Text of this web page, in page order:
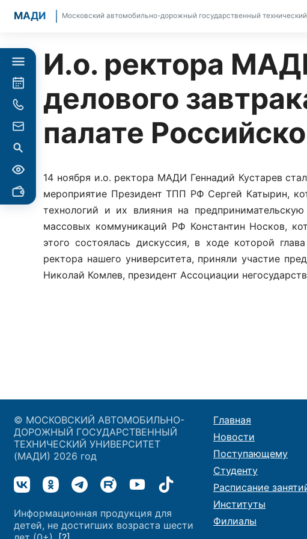
МАДИ Московский автомобильно-дорожный государственный
И.о. ректора
делового
палате
14 ноября и.о. ректора МАДИ Геннадий Кустарев
мероприятие Президент ТПП РФ Сергей Катырин,
технологий и их влияния на
массовых коммуникаций РФ Константин Носков,
этого состоялась дискуссия, в ходе которой
ректора нашего университета, приняли участие
Николай Комлев, президент Ассоциации
© МОСКОВСКИЙ АВТОМОБИЛЬНО-
ДОРОЖНЫЙ ГОСУДАРСТВЕННЫЙ
ТЕХНИЧЕСКИЙ УНИВЕРСИТЕТ
(МАДИ) 2026 год
Информационная продукция для
детей, не достигших возраста шести
Главная
Новости
Поступающему
Студенту
Расписание
Институты
Филиалы